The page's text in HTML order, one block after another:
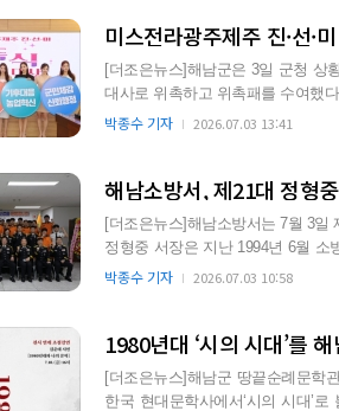
미스전라광주제주 진·선·
[더조은뉴스]해남군은 3일 군청 상
대사로 위촉하고 위촉패를 수여했다. 이번에 위촉된 홍보대사는 지난 6월 해남군에서 열린
스코리아 지역예선…
박종수 기자 2026.07.03 13:41
해남소방서, 제21대 정형
[더조은뉴스]해남소방서는 7월 3일
정형중 서장은 지난 1994년 6월
현장을 두루 경험한 …
박종수 기자 2026.07.03 10:58
1980년대 ‘시의 시대’를
[더조은뉴스]해남군 땅끝순례문학
한국 현대문학사에서‘시의 시대’